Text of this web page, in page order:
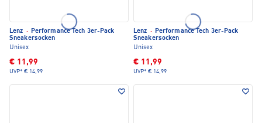
Lenz · Performance Tech 3er-Pack
Sneakersocken
Unisex
€ 11,99
UVP* € 14,99
Lenz · Performance Tech 3er-Pack
Sneakersocken
Unisex
€ 11,99
UVP* € 14,99